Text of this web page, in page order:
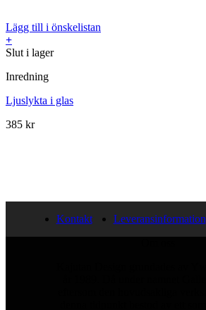
Lägg till i önskelistan
+
Slut i lager
Inredning
Ljuslykta i glas
385 kr
Kontakt Leveransinformation